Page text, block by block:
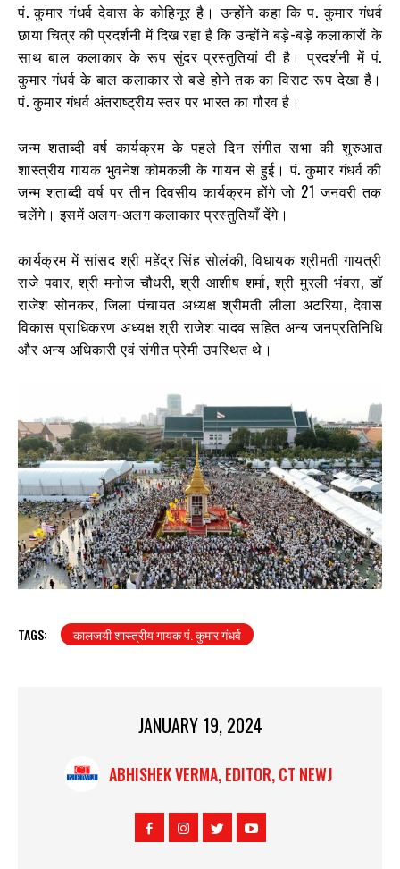
पं. कुमार गंधर्व देवास के कोहिनूर है। उन्होंने कहा कि प. कुमार गंधर्व
छाया चित्र की प्रदर्शनी में दिख रहा है कि उन्होंने बड़े-बड़े कलाकारों के
साथ बाल कलाकार के रूप सुंदर प्रस्तुतियां दी है। प्रदर्शनी में पं.
कुमार गंधर्व के बाल कलाकार से बडे होने तक का विराट रूप देखा है।
पं. कुमार गंधर्व अंतराष्ट्रीय स्तर पर भारत का गौरव है।
जन्म शताब्दी वर्ष कार्यक्रम के पहले दिन संगीत सभा की शुरुआत
शास्त्रीय गायक भुवनेश कोमकली के गायन से हुई। पं. कुमार गंधर्व की
जन्म शताब्दी वर्ष पर तीन दिवसीय कार्यक्रम होंगे जो 21 जनवरी तक
चलेंगे। इसमें अलग-अलग कलाकार प्रस्तुतियाँ देंगे।
कार्यक्रम में सांसद श्री महेंद्र सिंह सोलंकी, विधायक श्रीमती गायत्री
राजे पवार, श्री मनोज चौधरी, श्री आशीष शर्मा, श्री मुरली भंवरा, डॉ
राजेश सोनकर, जिला पंचायत अध्यक्ष श्रीमती लीला अटरिया, देवास
विकास प्राधिकरण अध्यक्ष श्री राजेश यादव सहित अन्य जनप्रतिनिधि
और अन्य अधिकारी एवं संगीत प्रेमी उपस्थित थे।
TAGS: कालजयी शास्त्रीय गायक पं. कुमार गंधर्व
JANUARY 19, 2024
ABHISHEK VERMA, EDITOR, CT NEWJ